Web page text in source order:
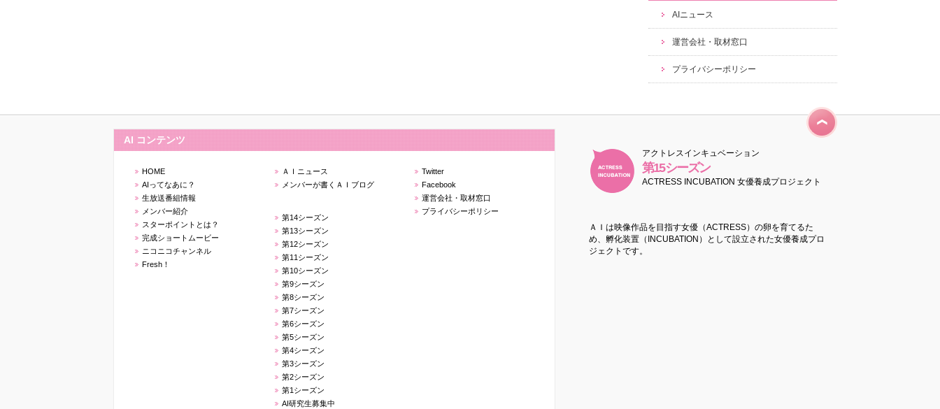
AIニュース
運営会社・取材窓口
プライバシーポリシー
AI コンテンツ
HOME
AIってなあに？
生放送番組情報
メンバー紹介
スターポイントとは？
完成ショートムービー
ニコニコチャンネル
Fresh！
ＡＩニュース
メンバーが書くＡＩブログ
第14シーズン
第13シーズン
第12シーズン
第11シーズン
第10シーズン
第9シーズン
第8シーズン
第7シーズン
第6シーズン
第5シーズン
第4シーズン
第3シーズン
第2シーズン
第1シーズン
AI研究生募集中
Twitter
Facebook
運営会社・取材窓口
プライバシーポリシー
アクトレスインキュベーション
第15シーズン
ACTRESS INCUBATION 女優養成プロジェクト
ＡＩは映像作品を目指す女優（ACTRESS）の卵を育てるた
め、孵化装置（INCUBATION）として設立された女優養成プロ
ジェクトです。